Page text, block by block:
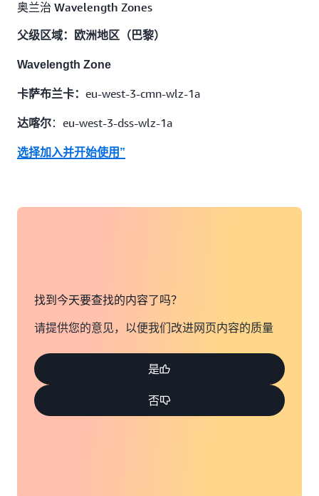
父级区域：美国西部（俄勒冈州）
Wavelength Zone
旧金山湾区：us-west-2-wl1-sfo-wlz-1
拉斯维加斯：us-west-2-wl1-las-wlz-1
丹佛：us-west-2-wl1-den-wlz-1
西雅图：us-west-2-wl1-sea-wlz-1
洛杉矶 ：us-west-2-wl1-lax-wlz-1
父级区域：欧洲地区（伦敦）
伦敦 ：eu-west-2-wl1-lon-wlz-1
曼彻斯特： eu-west-2-wl1-man-wlz-1
奥兰治 Wavelength Zones
父级区域：欧洲地区（巴黎）
Wavelength Zone
卡萨布兰卡： eu-west-3-cmn-wlz-1a
达喀尔：eu-west-3-dss-wlz-1a
选择加入并开始使用”
找到今天要查找的内容了吗？
请提供您的意见，以便我们改进网页内容的质量
是
否